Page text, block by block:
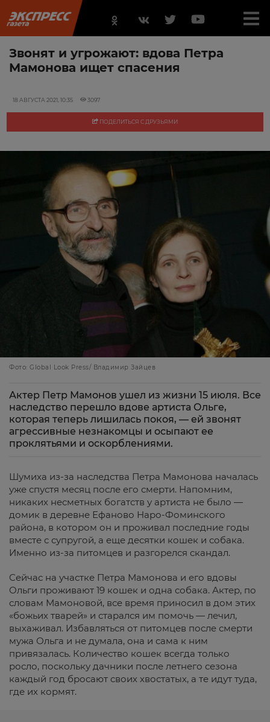
Звонят и угрожают: вдова Петра
Мамонова ищет спасения
18 АВГУСТА 2021, 10:35 3097
ПОДЕЛИТЬСЯ С ДРУЗЬЯМИ
Фото: Global Look Press/ Владимир Зайцев
Актер Петр Мамонов ушел из жизни 15 июля. Все
наследство перешло вдове артиста Ольге,
которая теперь лишилась покоя, — ей звонят
агрессивные незнакомцы и осыпают ее
проклятьями и оскорблениями.
Шумиха из-за наследства Петра Мамонова началась
уже спустя месяц после его смерти. Напомним,
никаких несметных богатств у артиста не было —
домик в деревне Ефаново Наро-Фоминского
района, в котором он и проживал последние годы
вместе с супругой, а еще десятки кошек и собака.
Именно из-за питомцев и разгорелся скандал.
Сейчас на участке Петра Мамонова и его вдовы
Ольги проживают 19 кошек и одна собака. Актер, по
словам Мамоновой, все время приносил в дом этих
«божьих тварей» и старался им помочь — лечил,
выхаживал. Избавляться от питомцев после смерти
мужа Ольга и не думала, она и сама к ним
привязалась. Количество кошек всегда только
росло, поскольку дачники после летнего сезона
каждый год бросают своих хвостатых, а те идут туда,
где их кормят.